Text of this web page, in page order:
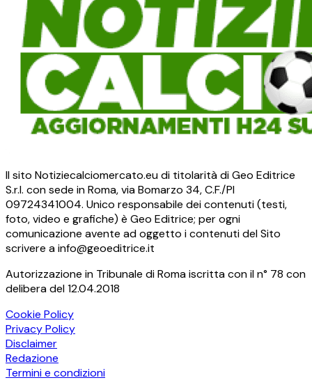
Il sito Notiziecalciomercato.eu di titolarità di Geo Editrice
S.r.l. con sede in Roma, via Bomarzo 34, C.F./PI
09724341004. Unico responsabile dei contenuti (testi,
foto, video e grafiche) è Geo Editrice; per ogni
comunicazione avente ad oggetto i contenuti del Sito
scrivere a info@geoeditrice.it
Autorizzazione in Tribunale di Roma iscritta con il n° 78 con
delibera del 12.04.2018
Cookie Policy
Privacy Policy
Disclaimer
Redazione
Termini e condizioni